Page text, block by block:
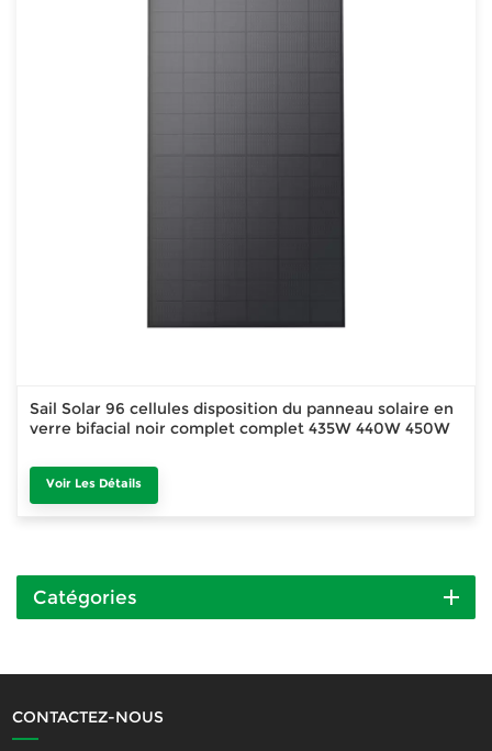
Sail Solar 96 cellules disposition du panneau solaire en
verre bifacial noir complet complet 435W 440W 450W
Voir Les Détails
Catégories
CONTACTEZ-NOUS